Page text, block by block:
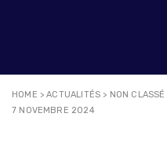
HOME >ACTUALITÉS > NON CLASSÉ
7 NOVEMBRE 2024